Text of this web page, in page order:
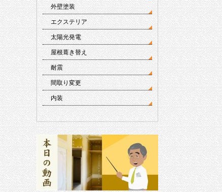
外壁塗装
エクステリア
太陽光発電
屋根葺き替え
耐震
間取り変更
内装